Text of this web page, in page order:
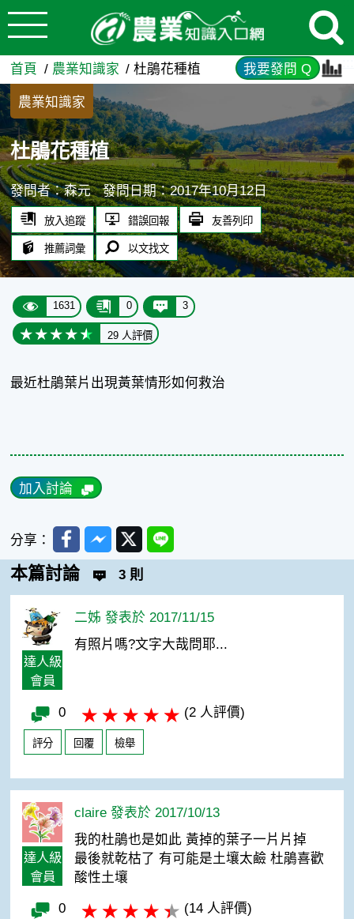
跳到主要內容
杜鵑花種植 - 農業知識入口網
首頁 農業知識家 杜鵑花種植 我要發問 Q
農業知識家
杜鵑花種植
發問者：森元 發問日期：2017年10月12日
放入追蹤 錯誤回報 友善列印
推薦詞彙 以文找文
1631 0 3
29 人評價
最近杜鵑葉片出現黃葉情形如何救治
加入討論
分享： FacebookMessenger
TwitterLine
本篇討論 3 則
達人級
會員
二姊 發表於 2017/11/15
有照片嗎?文字大哉問耶...
0 (2 人評價)
評分 回覆 檢舉
達人級
會員
claire 發表於 2017/10/13
我的杜鵑也是如此 黃掉的葉子一片片掉
最後就乾枯了 有可能是土壤太鹼 杜鵑喜歡
酸性土壤
0 (14 人評價)